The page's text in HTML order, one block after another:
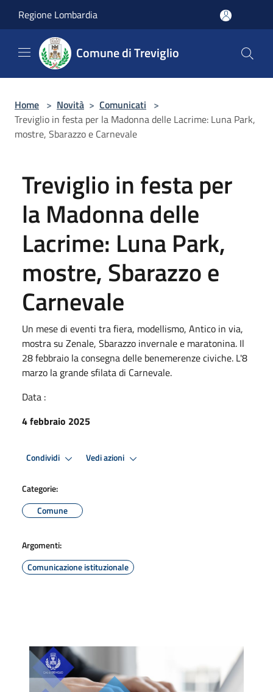
Regione Lombardia
Comune di Treviglio
Home > Novità > Comunicati >
Treviglio in festa per la Madonna delle Lacrime: Luna Park,
mostre, Sbarazzo e Carnevale
Treviglio in festa per
la Madonna delle
Lacrime: Luna Park,
mostre, Sbarazzo e
Carnevale
Un mese di eventi tra fiera, modellismo, Antico in via,
mostra su Zenale, Sbarazzo invernale e maratonina. Il
28 febbraio la consegna delle benemerenze civiche. L'8
marzo la grande sfilata di Carnevale.
Data :
4 febbraio 2025
Condividi Vedi azioni
Categorie:
Comune
Argomenti:
Comunicazione istituzionale